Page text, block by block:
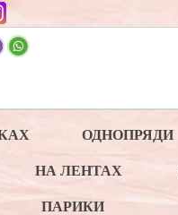
ОДНОПРЯДИ
НА ЛЕНТАХ
ПАРИКИ